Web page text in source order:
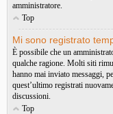
amministratore.
Top
Mi sono registrato
È possibile che un
qualche ragione. Molti siti
hanno mai inviato messaggi,
quest’ultimo registrati
discussioni.
Top